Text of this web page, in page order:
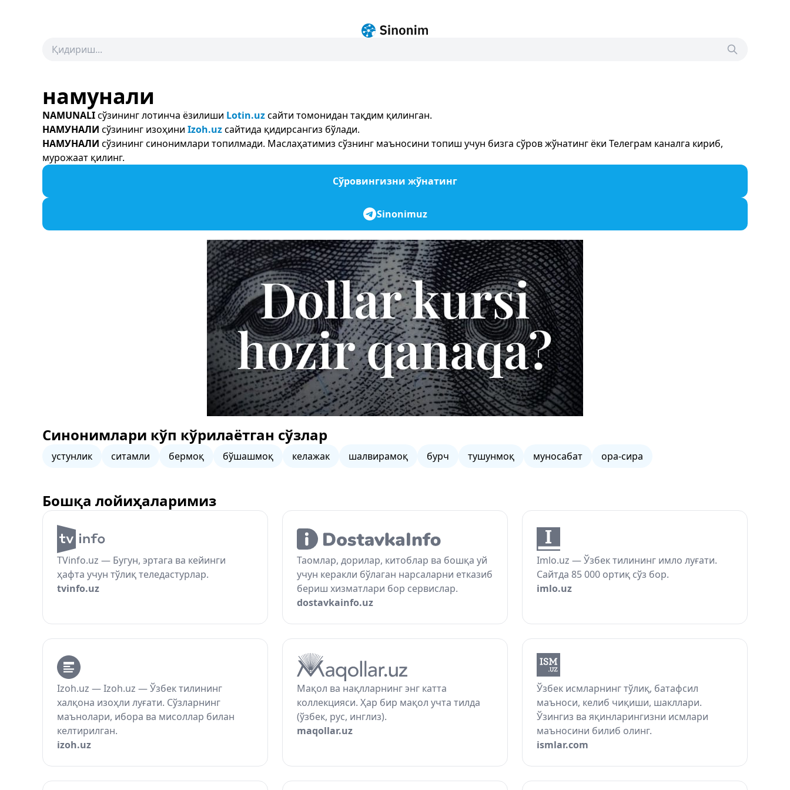
намунали
NAMUNALIсўзининг лотинча ёзилиши Lotin.uzсайти томонидан тақдим қилинган.
НАМУНАЛИ сўзининг изоҳини Izoh.uzсайтида қидирсангиз бўлади.
НАМУНАЛИ сўзининг синонимлари топилмади. Маслаҳатимиз сўзнинг маъносини топиш учун бизга сўров жўнатинг ёки Телеграм каналга кириб,
мурожаат қилинг.
Сўровингизни жўнатинг
Sinonimuz
Синонимлари кўп кўрилаётган сўзлар
устунлик ситамли бермоқ бўшашмоқ келажак шалвирамоқ бурч тушунмоқ муносабат ора-сира
Бошқа лойиҳаларимиз
TVinfo.uz — Бугун, эртага ва кейинги
ҳафта учун тўлиқ теледастурлар.
tvinfo.uz
Таомлар, дорилар, китоблар ва бошқа уй
учун керакли бўлаган нарсаларни етказиб
бериш хизматлари бор сервислар.
dostavkainfo.uz
Imlo.uz — Ўзбек тилининг имло луғати.
Сайтда 85 000 ортиқ сўз бор.
imlo.uz
Izoh.uz — Izoh.uz — Ўзбек тилининг
халқона изоҳли луғати. Сўзларнинг
маънолари, ибора ва мисоллар билан
келтирилган.
izoh.uz
Мақол ва нақлларнинг энг катта
коллекцияси. Ҳар бир мақол учта тилда
(ўзбек, рус, инглиз).
maqollar.uz
Ўзбек исмларнинг тўлиқ, батафсил
маъноси, келиб чиқиши, шакллари.
Ўзингиз ва яқинларингизни исмлари
маъносини билиб олинг.
ismlar.com